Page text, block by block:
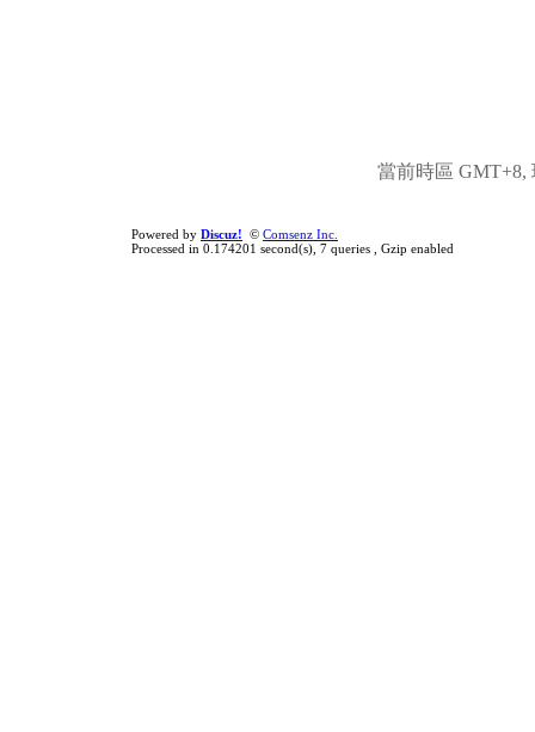
當前時區 GMT+8,
Powered by Discuz! © Comsenz Inc.
Processed in 0.174201 second(s), 7 queries , Gzip enabled